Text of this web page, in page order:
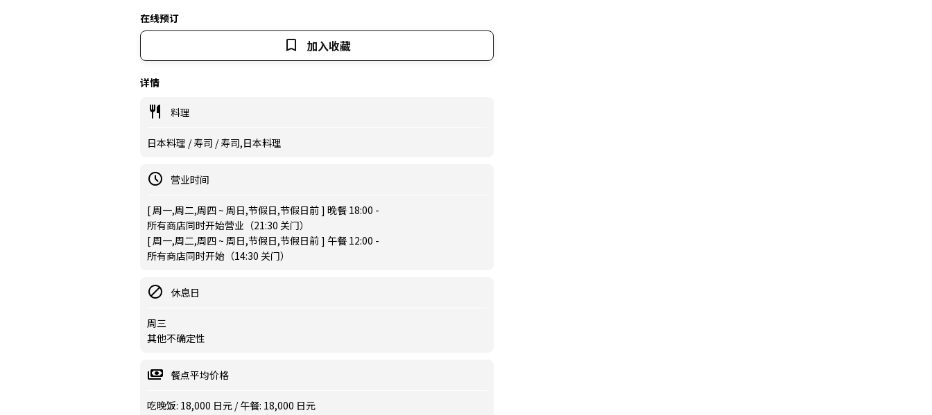
在线预订
加入收藏
详情
料理
日本料理 / 寿司 / 寿司,日本料理
营业时间
[ 周一,周二,周四 ~ 周日,节假日,节假日前 ] 晚餐 18:00 -
所有商店同时开始营业（21:30 关门）
[ 周一,周二,周四 ~ 周日,节假日,节假日前 ] 午餐 12:00 -
所有商店同时开始（14:30 关门）
休息日
周三
其他不确定性
餐点平均价格
吃晚饭: 18,000 日元 / 午餐: 18,000 日元